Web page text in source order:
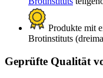
Produkte mit
Brotinstituts
Geprüfte Qualität